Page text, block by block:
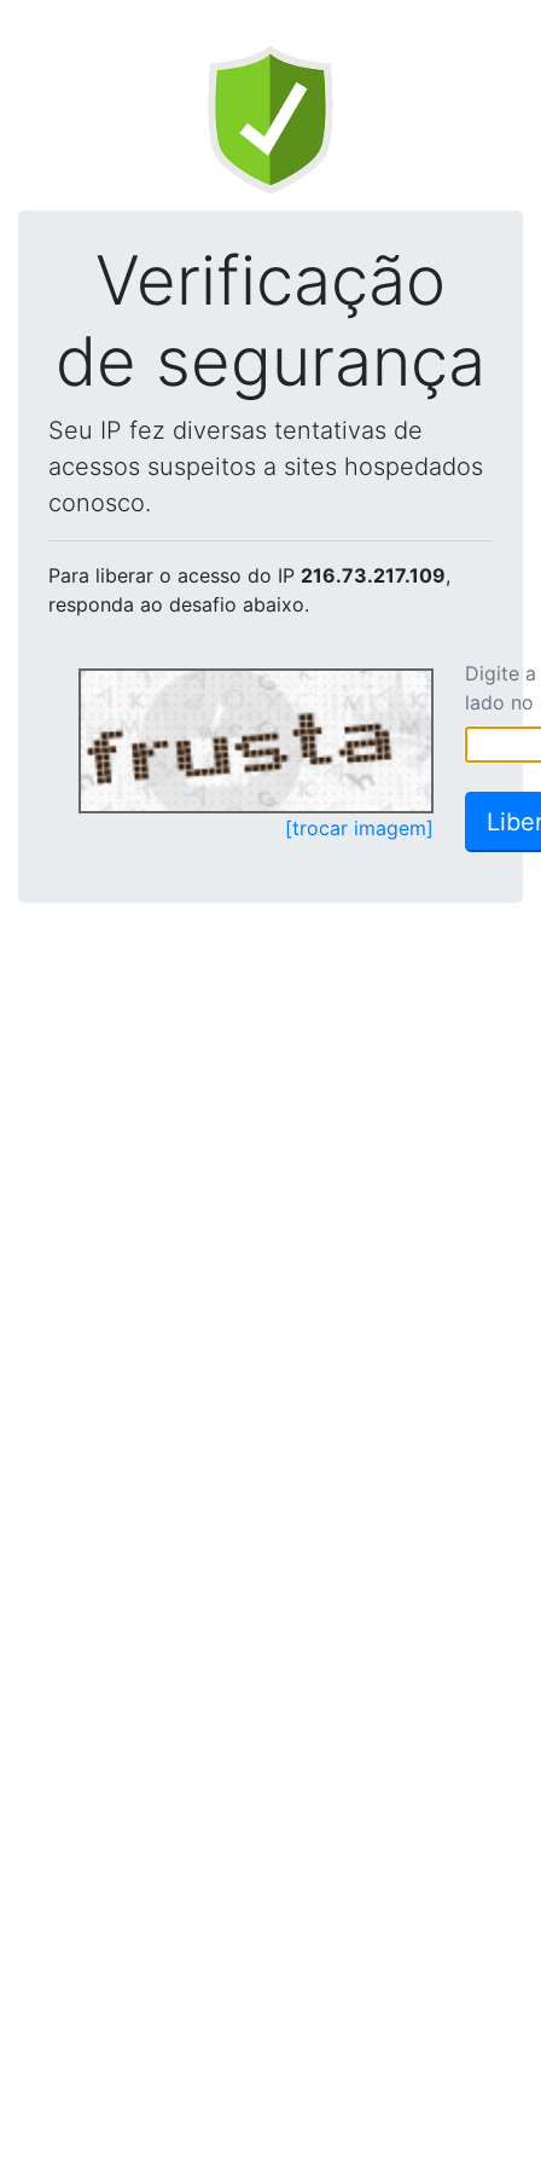
Verificação
de segurança
Seu IP fez diversas tentativas de
acessos suspeitos a sites hospedados
conosco.
Para liberar o acesso do IP 216.73.217.109,
responda ao desafio abaixo.
[trocar imagem]
Digite
lado no